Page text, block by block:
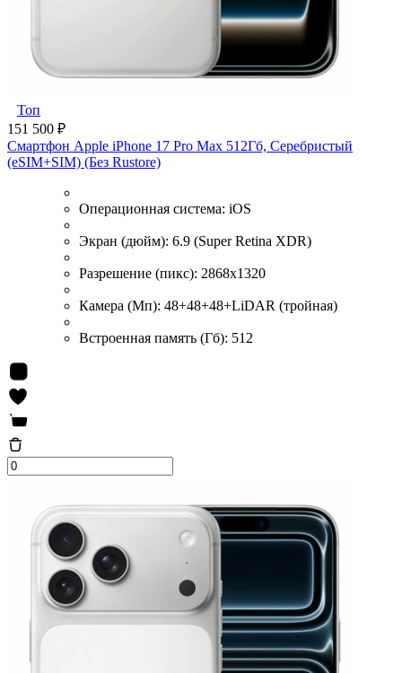
Топ
151 500 ₽
Смартфон Apple iPhone 17 Pro Max 512Гб, Серебристый
(eSIM+SIM) (Без Rustore)
Операционная система: iOS
Экран (дюйм): 6.9 (Super Retina XDR)
Разрешение (пикс): 2868x1320
Камера (Мп): 48+48+48+LiDAR (тройная)
Встроенная память (Гб): 512